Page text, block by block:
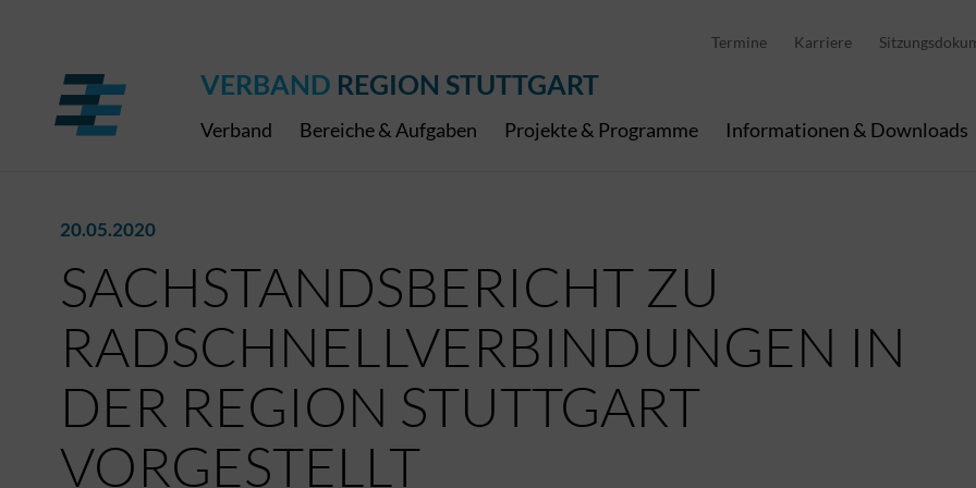
Termine Karriere
VERBAND REGION STUTTGART
Verband Bereiche & Aufgaben Projekte & Programme Informationen & Downloads
20.05.2020
SACHSTANDSBERICHT ZU
RADSCHNELLVERBINDUNGEN IN
DER REGION STUTTGART
VORGESTELLT